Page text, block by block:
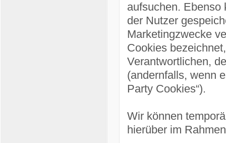
aufsuchen. Ebenso
der Nutzer
Marketingzwecke
Cookies
Verantwortlichen,
(andernfalls, wenn
Party Cookies“).
Wir können
hierüber im